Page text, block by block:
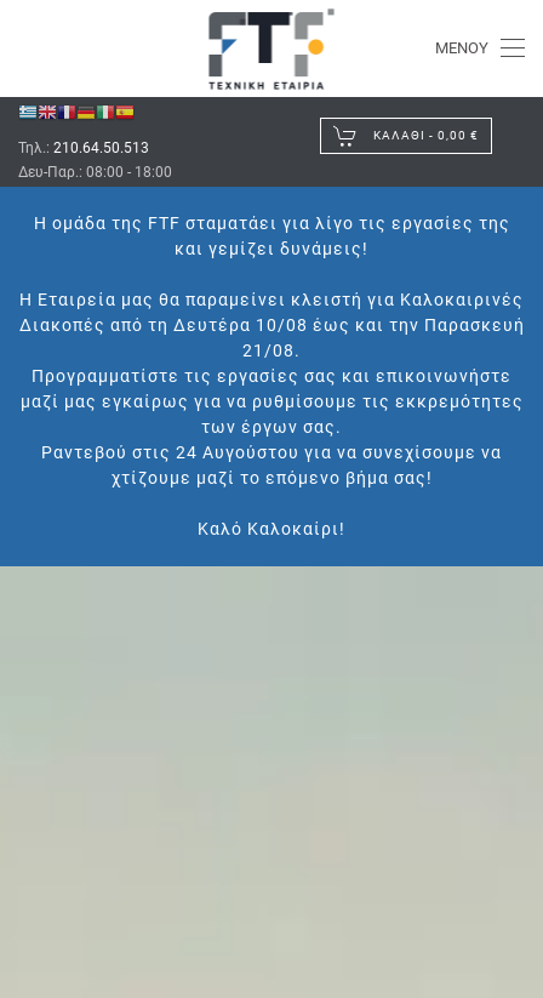
ΜΕΝΟΎ
Τηλ.: 210.64.50.513
Δευ-Παρ.: 08:00 - 18:00
ΚΑΛΆΘΙ - 0,00 €
Η ομάδα της FTF σταματάει για λίγο τις εργασίες της
και γεμίζει δυνάμεις!
Η Εταιρεία μας θα παραμείνει κλειστή για Καλοκαιρινές
Διακοπές από τη Δευτέρα 10/08 έως και την Παρασκευή
21/08.
Προγραμματίστε τις εργασίες σας και επικοινωνήστε
μαζί μας εγκαίρως για να ρυθμίσουμε τις εκκρεμότητες
των έργων σας.
Ραντεβού στις 24 Αυγούστου για να συνεχίσουμε να
χτίζουμε μαζί το επόμενο βήμα σας!
Καλό Καλοκαίρι!